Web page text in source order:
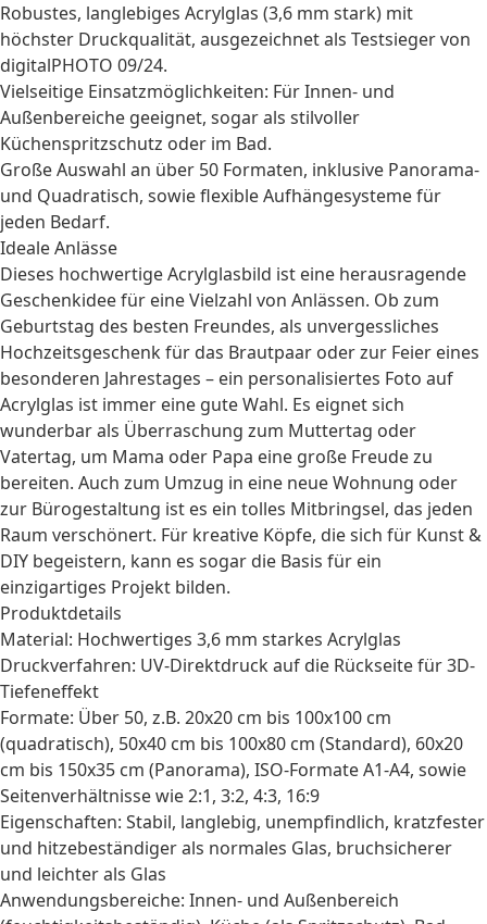
Robustes, langlebiges Acrylglas (3,6 mm stark) mit
höchster Druckqualität, ausgezeichnet als Testsieger von
digitalPHOTO 09/24.
Vielseitige Einsatzmöglichkeiten: Für Innen- und
Außenbereiche geeignet, sogar als stilvoller
Küchenspritzschutz oder im Bad.
Große Auswahl an über 50 Formaten, inklusive Panorama-
und Quadratisch, sowie flexible Aufhängesysteme für
jeden Bedarf.
Ideale Anlässe
Dieses hochwertige Acrylglasbild ist eine herausragende
Geschenkidee für eine Vielzahl von Anlässen. Ob zum
Geburtstag des besten Freundes, als unvergessliches
Hochzeitsgeschenkfür das Brautpaar oder zur Feier eines
besonderen Jahrestages – ein personalisiertes Foto auf
Acrylglas ist immer eine gute Wahl. Es eignet sich
wunderbar als Überraschung zum Muttertag oder
Vatertag, um Mama oder Papa eine große Freude zu
bereiten. Auch zum Umzug in eine neue Wohnung oder
zur Bürogestaltung ist es ein tolles Mitbringsel, das jeden
Raum verschönert. Für kreative Köpfe, die sich für Kunst &
DIY begeistern, kann es sogar die Basis für ein
einzigartiges Projekt bilden.
Produktdetails
Material: Hochwertiges 3,6 mm starkes Acrylglas
Druckverfahren: UV-Direktdruck auf die Rückseite für 3D-
Tiefeneffekt
Formate: Über 50, z.B. 20x20 cm bis 100x100 cm
(quadratisch), 50x40 cm bis 100x80 cm (Standard), 60x20
cm bis 150x35 cm (Panorama), ISO-Formate A1-A4, sowie
Seitenverhältnisse wie 2:1, 3:2, 4:3, 16:9
Eigenschaften: Stabil, langlebig, unempfindlich, kratzfester
und hitzebeständiger als normales Glas, bruchsicherer
und leichter als Glas
Anwendungsbereiche: Innen- und Außenbereich